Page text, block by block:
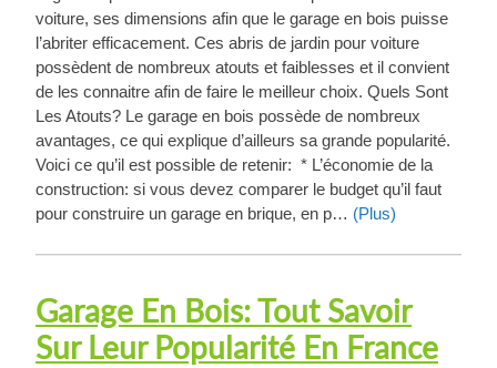
voiture, ses dimensions afin que le garage en bois puisse
l’abriter efficacement. Ces abris de jardin pour voiture
possèdent de nombreux atouts et faiblesses et il convient
de les connaitre afin de faire le meilleur choix. Quels Sont
Les Atouts? Le garage en bois possède de nombreux
avantages, ce qui explique d’ailleurs sa grande popularité.
Voici ce qu’il est possible de retenir: * L’économie de la
construction: si vous devez comparer le budget qu’il faut
pour construire un garage en brique, en p… (Plus)
Garage En Bois: Tout Savoir
Sur Leur Popularité En France